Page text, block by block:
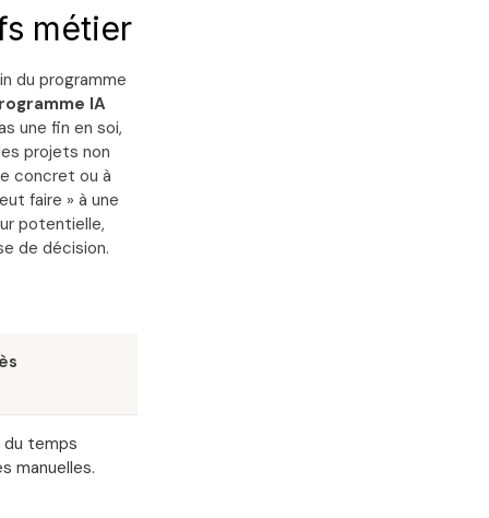
métier
du programme
IA
une fin en soi,
projets non
concret ou à
faire » à une
potentielle,
de décision.
du temps
manuelles.